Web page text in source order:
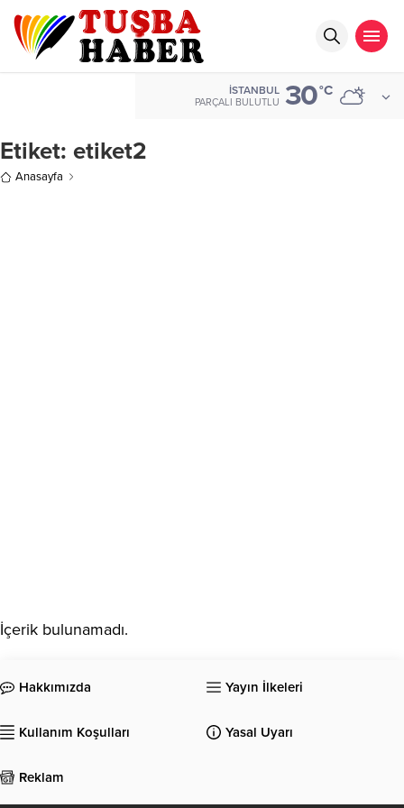
İSTANBUL
PARÇALI BULUTLU 30°C
Etiket: etiket2
Anasayfa
İçerik bulunamadı.
Hakkımızda Yayın İlkeleri
Kullanım Koşulları Yasal Uyarı
Reklam